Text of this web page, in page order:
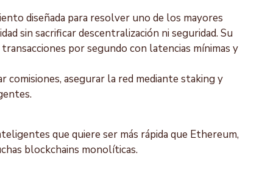
diseñada para resolver uno de los mayores
sin sacrificar descentralización ni seguridad. Su
por segundo con latencias mínimas y
comisiones, asegurar la red mediante staking y
que quiere ser más rápida que Ethereum,
blockchains monolíticas.